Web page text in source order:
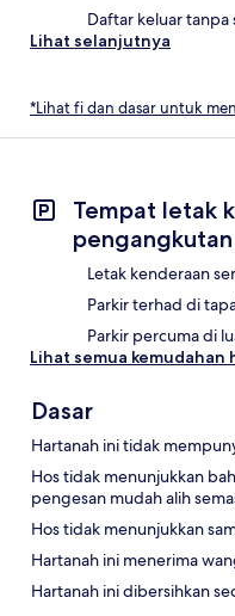
Daftar keluar
Lihat selanjutnya
*Lihat fi dan dasar untuk
Tempat letak
pengangkutan
Letak kenderaan
Parkir terhad di
Parkir percuma di
Lihat semua kemudahan
Dasar
Hartanah ini tidak
Hos tidak menunjukkan
pengesan mudah alih
Hos tidak menunjukkan
Hartanah ini menerima
Hartanah ini dibersihkan